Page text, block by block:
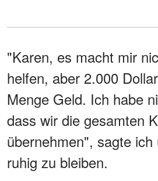
"Karen, es macht mir
helfen, aber 2.000
Menge Geld. Ich habe
dass wir die gesamten
übernehmen", sagte
ruhig zu bleiben.